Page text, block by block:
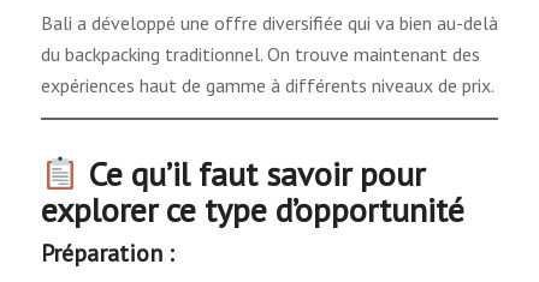
Bali a développé une offre diversifiée qui va bien au-delà
du backpacking traditionnel. On trouve maintenant des
expériences haut de gamme à différents niveaux de prix.
Ce qu’il faut savoir pour
explorer ce type d’opportunité
Préparation :